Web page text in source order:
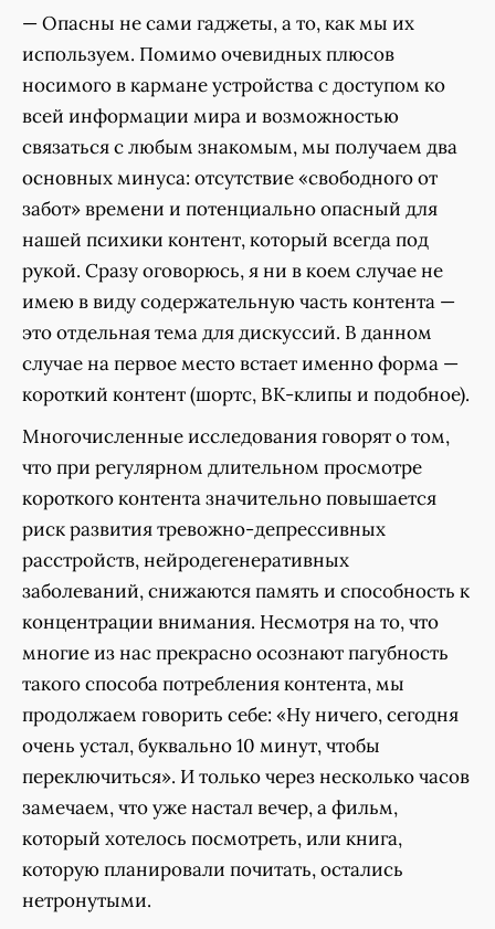
— Опасны не сами гаджеты, а то, как мы их
используем. Помимо очевидных плюсов
носимого в кармане устройства с доступом ко
всей информации мира и возможностью
связаться с любым знакомым, мы получаем два
основных минуса: отсутствие «свободного от
забот» времени и потенциально опасный для
нашей психики контент, который всегда под
рукой. Сразу оговорюсь, я ни в коем случае не
имею в виду содержательную часть контента —
это отдельная тема для дискуссий. В данном
случае на первое место встает именно форма —
короткий контент (шортс, ВК-клипы и подобное).
Многочисленные исследования говорят о том,
что при регулярном длительном просмотре
короткого контента значительно повышается
риск развития тревожно-депрессивных
расстройств, нейродегенеративных
заболеваний, снижаются память и способность к
концентрации внимания. Несмотря на то, что
многие из нас прекрасно осознают пагубность
такого способа потребления контента, мы
продолжаем говорить себе: «Ну ничего, сегодня
очень устал, буквально 10 минут, чтобы
переключиться». И только через несколько часов
замечаем, что уже настал вечер, а фильм,
который хотелось посмотреть, или книга,
которую планировали почитать, остались
нетронутыми.